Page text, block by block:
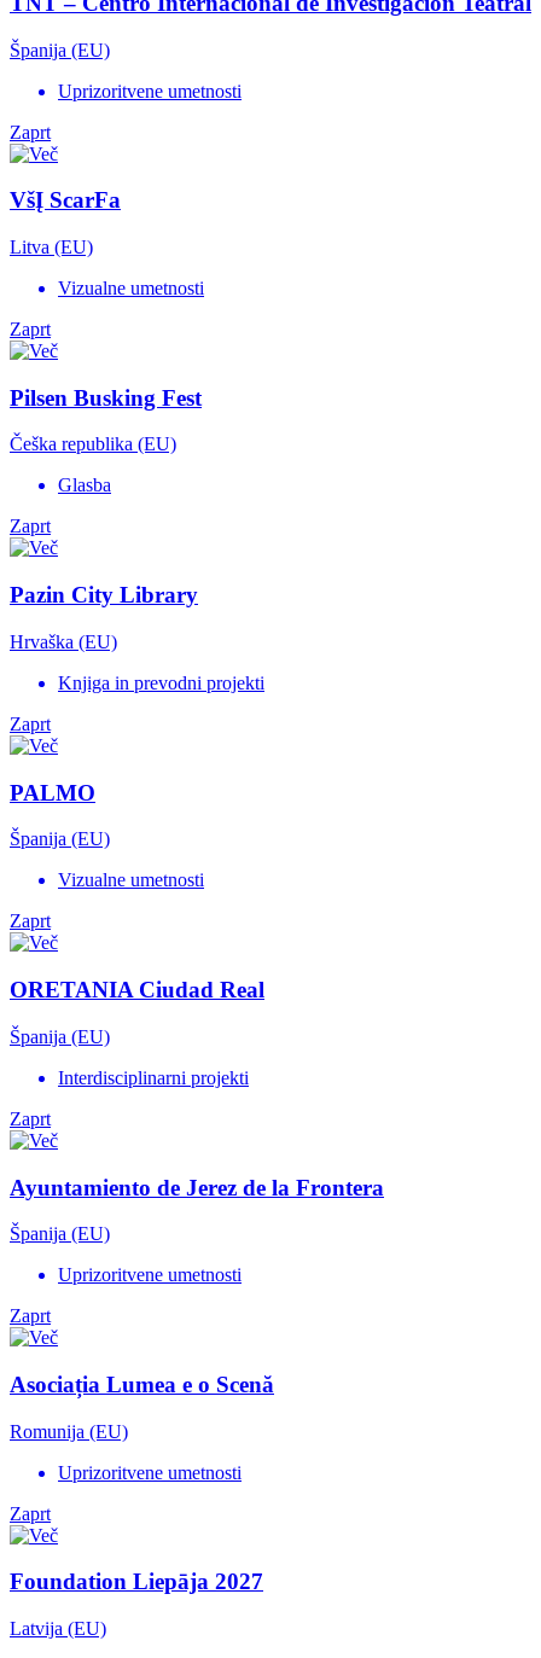
Španija (EU)
Uprizoritvene umetnosti
Zaprt
VšĮ ScarFa
Litva (EU)
Vizualne umetnosti
Zaprt
Pilsen Busking Fest
Češka republika (EU)
Glasba
Zaprt
Pazin City Library
Hrvaška (EU)
Knjiga in prevodni projekti
Zaprt
PALMO
Španija (EU)
Vizualne umetnosti
Zaprt
ORETANIA Ciudad Real
Španija (EU)
Interdisciplinarni projekti
Zaprt
Ayuntamiento de Jerez de la Frontera
Španija (EU)
Uprizoritvene umetnosti
Zaprt
Asociația Lumea e o Scenă
Romunija (EU)
Uprizoritvene umetnosti
Zaprt
Foundation Liepāja 2027
Latvija (EU)